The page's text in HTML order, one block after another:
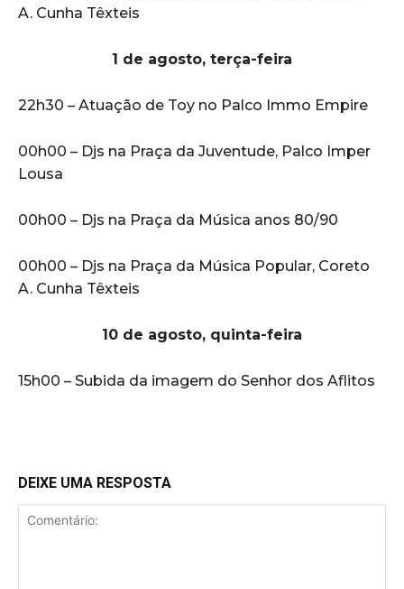
A. Cunha Têxteis
1 de agosto, terça-feira
22h30 – Atuação de Toy no Palco Immo Empire
00h00 – Djs na Praça da Juventude, Palco Imper
Lousa
00h00 – Djs na Praça da Música anos 80/90
00h00 – Djs na Praça da Música Popular, Coreto
A. Cunha Têxteis
10 de agosto, quinta-feira
15h00 – Subida da imagem do Senhor dos Aflitos
DEIXE UMA RESPOSTA